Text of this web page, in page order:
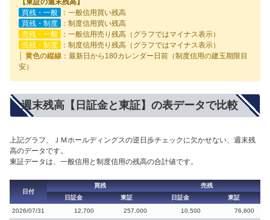
買残・一般
：一般信用買い残高
買残・制度
：制度信用買い残高
売残・一般
：一般信用売り残高（グラフではマイナス表示）
売残・制度
：制度信用売り残高（グラフではマイナス表示）
│ 黄色の縦線 ：最新日から180カレンダー日前（制度信用の建玉期限目
安）
週末残高【日証金と東証】の表データで比較
上記グラフ、ＪＭホールディングスの逆日歩チェックに欠かせない、週末残
高のデータです。
東証データは、一般信用と制度信用の残高の合計値です。
日付
買残
売残
日証金
東証 日証金
東証
2026/07/31
12,700 257,000 10,500 76,600